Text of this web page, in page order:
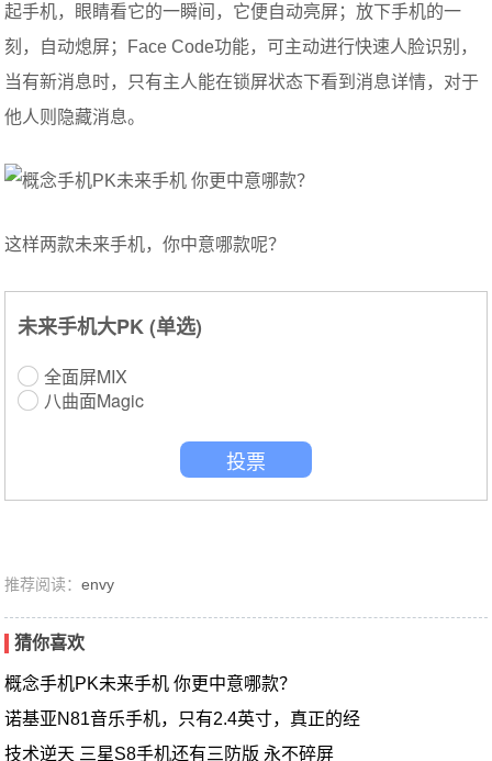
起手机，眼睛看它的一瞬间，它便自动亮屏；放下手机的一
刻，自动熄屏；Face Code功能，可主动进行快速人脸识别，
当有新消息时，只有主人能在锁屏状态下看到消息详情，对于
他人则隐藏消息。
这样两款未来手机，你中意哪款呢？
未来手机大PK (单选)
全面屏MIX
八曲面Magic
投票
推荐阅读：envy
猜你喜欢
概念手机PK未来手机 你更中意哪款？
诺基亚N81音乐手机，只有2.4英寸，真正的经
技术逆天 三星S8手机还有三防版 永不碎屏